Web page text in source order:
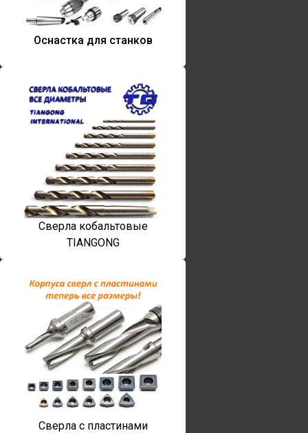
Оснастка для станков
Сверла кобальтовые
TIANGONG
Сверла с пластинами